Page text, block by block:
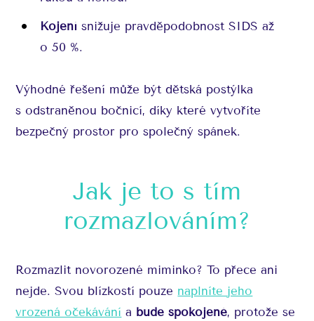
Kojení snižuje pravděpodobnost SIDS až
o 50 %.
Výhodné řešení může být dětská postýlka
s odstraněnou bočnicí, díky které vytvoříte
bezpečný prostor pro společný spánek.
Jak je to s tím
rozmazlováním?
Rozmazlit novorozené miminko? To přece ani
nejde. Svou blízkostí pouze naplníte jeho
vrozená očekávání a bude spokojené, protože se